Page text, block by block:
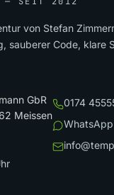
von Stefan
sauberer Code, klare
GbR
Meissen
0174
WhatsApp